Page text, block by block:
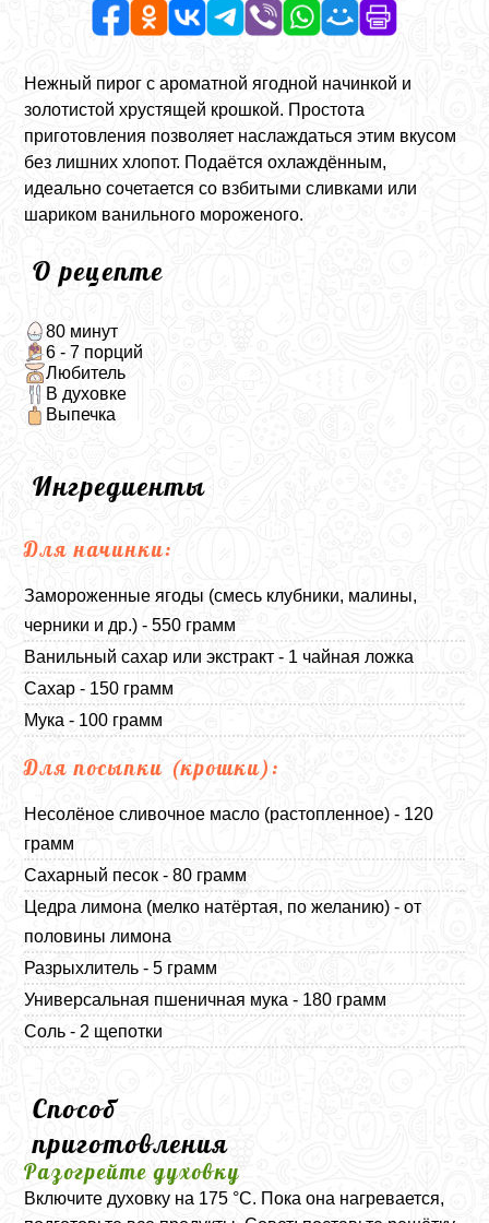
Нежный пирог с ароматной ягодной начинкой и
золотистой хрустящей крошкой. Простота
приготовления позволяет наслаждаться этим вкусом
без лишних хлопот. Подаётся охлаждённым,
идеально сочетается со взбитыми сливками или
шариком ванильного мороженого.
О рецепте
80 минут
6 - 7 порций
Любитель
В духовке
Выпечка
Ингредиенты
Для начинки:
Замороженные ягоды (смесь клубники, малины,
черники и др.) - 550 грамм
Ванильный сахар или экстракт - 1 чайная ложка
Сахар - 150 грамм
Мука - 100 грамм
Для посыпки (крошки):
Несолёное сливочное масло (растопленное) - 120
грамм
Сахарный песок - 80 грамм
Цедра лимона (мелко натёртая, по желанию) - от
половины лимона
Разрыхлитель - 5 грамм
Универсальная пшеничная мука - 180 грамм
Соль - 2 щепотки
Способ
приготовления
Разогрейте духовку
Включите духовку на 175 °C. Пока она нагревается,